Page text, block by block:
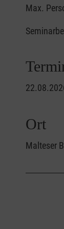
Max.
Ort
Malteser